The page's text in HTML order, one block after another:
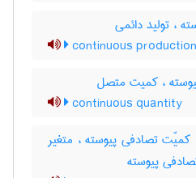
، تولید دائمی
continuous production
، کمیت متصل
continuous quantity
کمیّت تصادفی پیوسته ، متغیر
پیوسته